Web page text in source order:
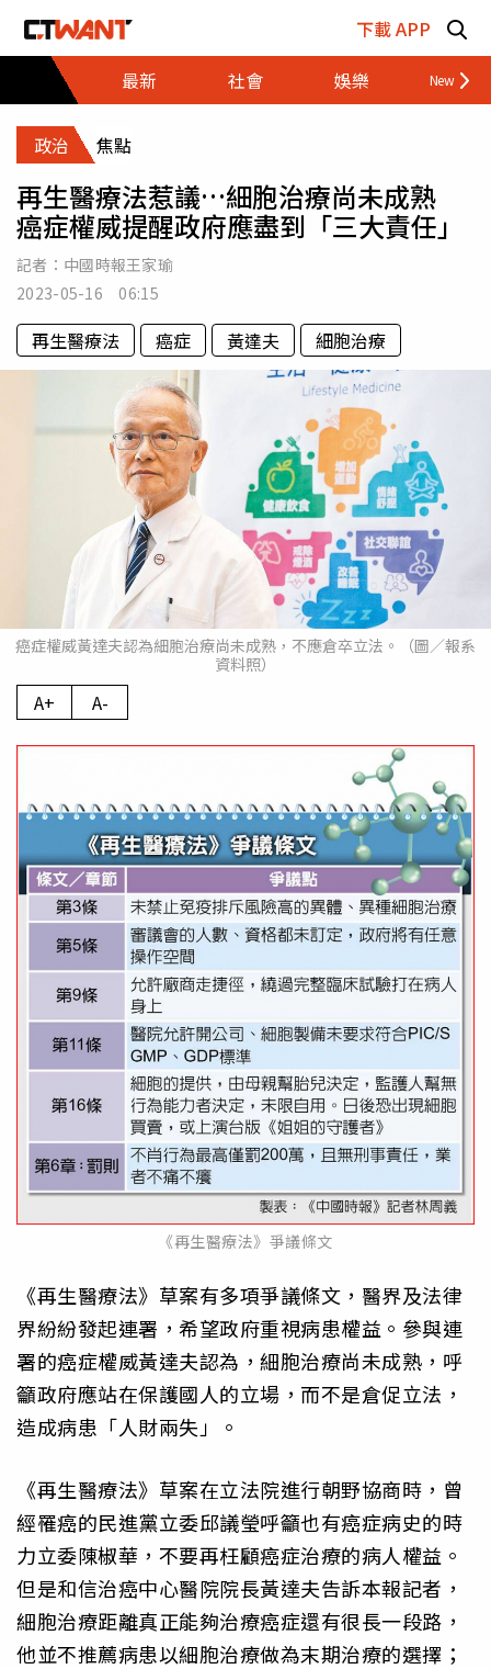
下載 APP
最新
社會 娛樂 財經
政治 焦點
再生醫療法惹議…細胞治療尚未成熟
癌症權威提醒政府應盡到「三大責任」
記者： 中國時報王家瑜
2023-05-16 06:15
再生醫療法 癌症 黃達夫 細胞治療
癌症權威黃達夫認為細胞治療尚未成熟，不應倉卒立法。（圖／報系
資料照）
A+ A-
《再生醫療法》爭議條文
《再生醫療法》草案有多項爭議條文，醫界及法律
界紛紛發起連署，希望政府重視病患權益。參與連
署的癌症權威黃達夫認為，細胞治療尚未成熟，呼
籲政府應站在保護國人的立場，而不是倉促立法，
造成病患「人財兩失」。
《再生醫療法》草案在立法院進行朝野協商時，曾
經罹癌的民進黨立委邱議瑩呼籲也有癌症病史的時
力立委陳椒華，不要再枉顧癌症治療的病人權益。
但是和信治癌中心醫院院長黃達夫告訴本報記者，
細胞治療距離真正能夠治療癌症還有很長一段路，
他並不推薦病患以細胞治療做為末期治療的選擇；